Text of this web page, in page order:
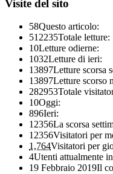
Visite del sito
58Questo articolo:
512235Totale letture:
10Letture odierne:
1032Letture di ieri:
13897Letture scorsa
13897Letture scorso
282953Totale
10Oggi:
896Ieri:
12356La scorsa
12356Visitatori per
1,764Visitatori per
4Utenti attualmente
19 Febbraio 2019Il